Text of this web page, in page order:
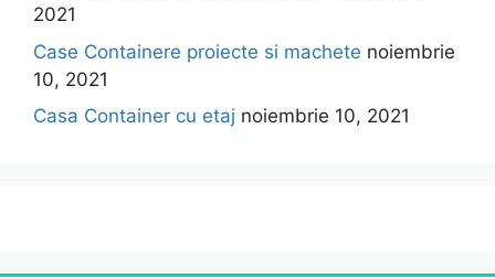
2021
Case Containere proiecte si machete noiembrie
10, 2021
Casa Container cu etaj noiembrie 10, 2021